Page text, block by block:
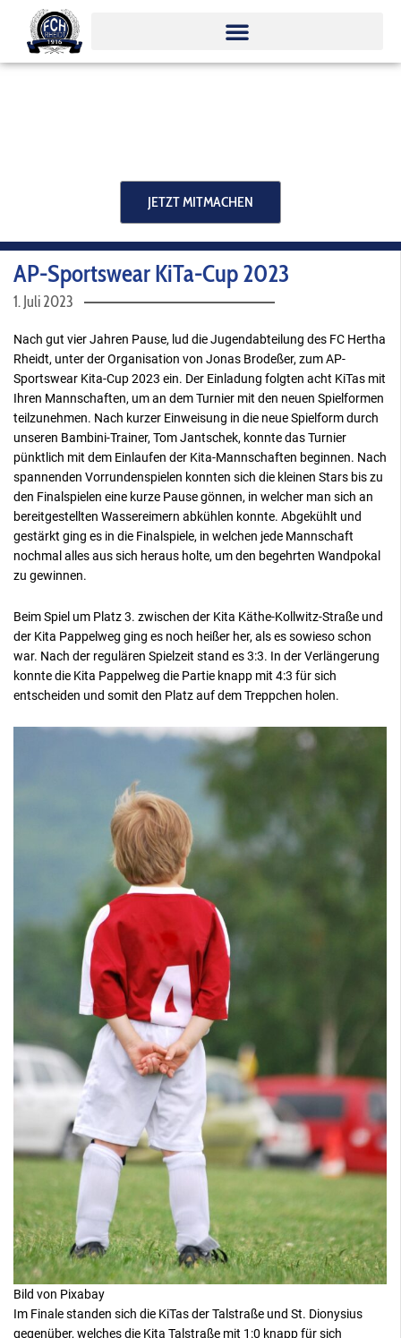
Inhalt
springen
JETZT MITMACHEN
AP-Sportswear KiTa-Cup 2023
1. Juli 2023
Nach gut vier Jahren Pause, lud die Jugendabteilung des FC Hertha
Rheidt, unter der Organisation von Jonas Brodeßer, zum AP-
Sportswear Kita-Cup 2023 ein. Der Einladung folgten acht KiTas mit
Ihren Mannschaften, um an dem Turnier mit den neuen Spielformen
teilzunehmen. Nach kurzer Einweisung in die neue Spielform durch
unseren Bambini-Trainer, Tom Jantschek, konnte das Turnier
pünktlich mit dem Einlaufen der Kita-Mannschaften beginnen. Nach
spannenden Vorrundenspielen konnten sich die kleinen Stars bis zu
den Finalspielen eine kurze Pause gönnen, in welcher man sich an
bereitgestellten Wassereimern abkühlen konnte. Abgekühlt und
gestärkt ging es in die Finalspiele, in welchen jede Mannschaft
nochmal alles aus sich heraus holte, um den begehrten Wandpokal
zu gewinnen.
Beim Spiel um Platz 3. zwischen der Kita Käthe-Kollwitz-Straße und
der Kita Pappelweg ging es noch heißer her, als es sowieso schon
war. Nach der regulären Spielzeit stand es 3:3. In der Verlängerung
konnte die Kita Pappelweg die Partie knapp mit 4:3 für sich
entscheiden und somit den Platz auf dem Treppchen holen.
Bild von Pixabay
Im Finale standen sich die KiTas der Talstraße und St. Dionysius
gegenüber, welches die Kita Talstraße mit 1:0 knapp für sich